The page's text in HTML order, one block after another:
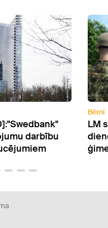
aizsardzības